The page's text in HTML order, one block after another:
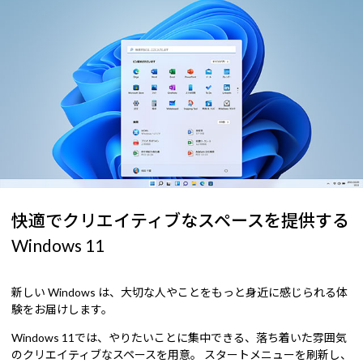
快適でクリエイティブなスペースを提供する
Windows 11
新しい Windows は、大切な人やことをもっと身近に感じられる体
験をお届けします。
Windows 11では、やりたいことに集中できる、落ち着いた雰囲気
のクリエイティブなスペースを用意。 スタートメニューを刷新し、